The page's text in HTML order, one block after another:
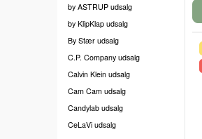
by ASTRUP udsalg
by KlipKlap udsalg
By Stær udsalg
C.P. Company udsalg
Calvin Klein udsalg
Cam Cam udsalg
Candylab udsalg
CeLaVi udsalg